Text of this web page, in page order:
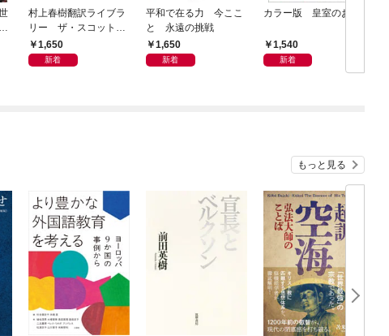
村上春樹翻訳ライブラ
リー ザ・スコット・
フィッツジェラルド・
ブック
1,650
新着
平和で在る力 今ここ
と 永遠の挑戦
1,650
新着
カラー版 皇室のお宝
1,540
新着
もっと見る